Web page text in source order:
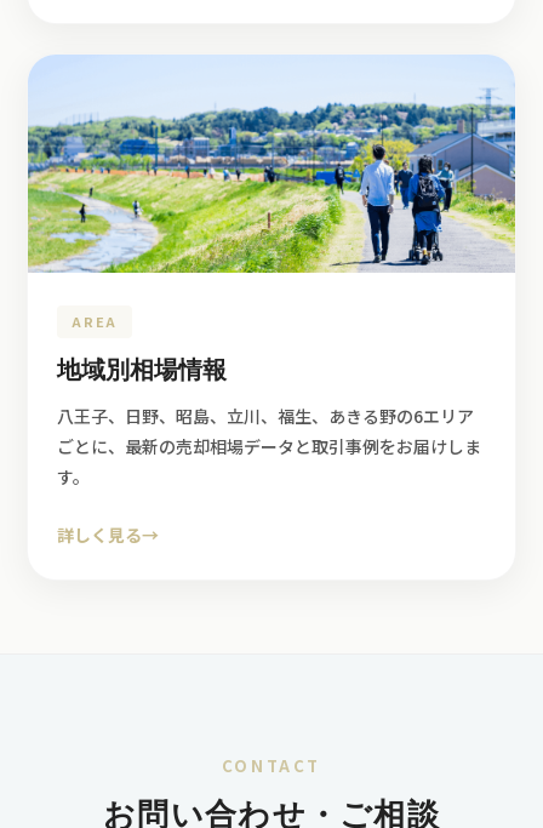
AREA
地域別相場情報
八王子、日野、昭島、立川、福生、あきる野の6エリア
ごとに、最新の売却相場データと取引事例をお届けしま
す。
詳しく見る→
CONTACT
お問い合わせ・ご相談